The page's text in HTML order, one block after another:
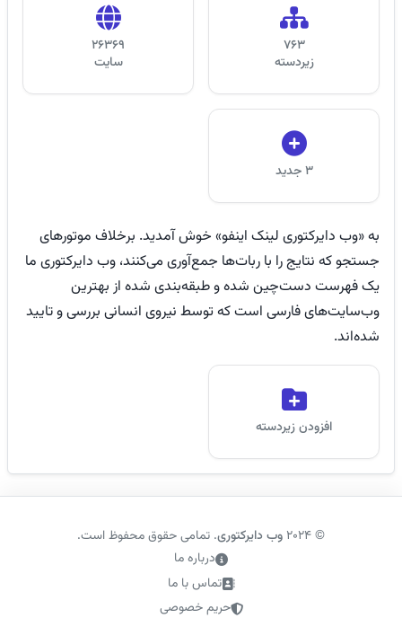
763
زیر‌دسته
26369
سایت
3 جدید
به «وب دایرکتوری لینک اینفو» خوش آمدید. برخلاف موتورهای
جستجو که نتایج را با ربات‌ها جمع‌آوری می‌کنند، وب دایرکتوری ما
یک فهرست دست‌چین شده و طبقه‌بندی شده از بهترین
وب‌سایت‌های فارسی است که توسط نیروی انسانی بررسی و تایید
شده‌اند.
افزودن زیردسته
درباره ما
تماس با ما
حریم خصوصی
©
2024 وب دایرکتوری. تمامی حقوق محفوظ است.